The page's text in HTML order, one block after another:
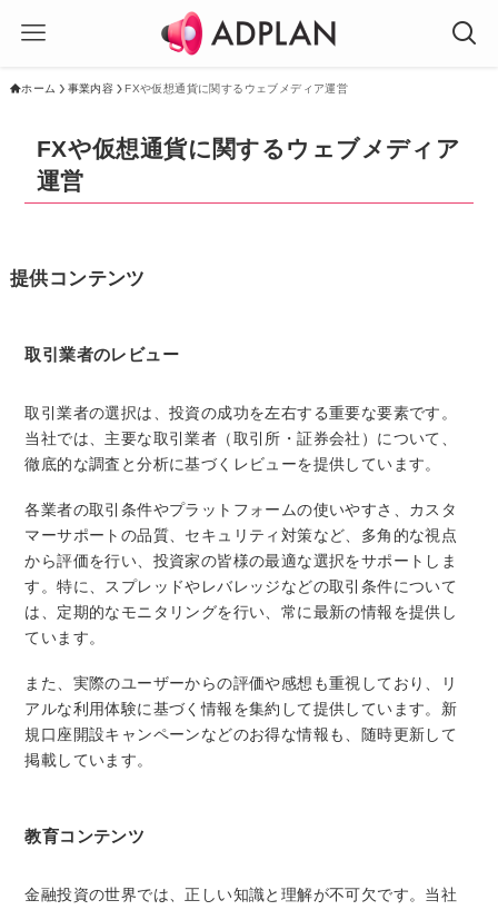
ホーム 事業内容 FXや仮想通貨に関するウェブメディア運営
FXや仮想通貨に関するウェブメディア
運営
提供コンテンツ
取引業者のレビュー
取引業者の選択は、投資の成功を左右する重要な要素です。
当社では、主要な取引業者（取引所・証券会社）について、
徹底的な調査と分析に基づくレビューを提供しています。
各業者の取引条件やプラットフォームの使いやすさ、カスタ
マーサポートの品質、セキュリティ対策など、多角的な視点
から評価を行い、投資家の皆様の最適な選択をサポートしま
す。特に、スプレッドやレバレッジなどの取引条件について
は、定期的なモニタリングを行い、常に最新の情報を提供し
ています。
また、実際のユーザーからの評価や感想も重視しており、リ
アルな利用体験に基づく情報を集約して提供しています。新
規口座開設キャンペーンなどのお得な情報も、随時更新して
掲載しています。
教育コンテンツ
金融投資の世界では、正しい知識と理解が不可欠です。当社